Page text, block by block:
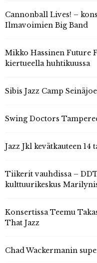
Cannonball Lives! –
Ilmavoimien Big Band
Mikko Hassinen Future
kiertueella huhtikuussa
Sibis Jazz Camp
Swing Doctors
Jazz Jkl kevätkauteen
Tiikerit vauhdissa –
kulttuurikeskus
Konsertissa Teemu
That Jazz
Chad Wackermanin